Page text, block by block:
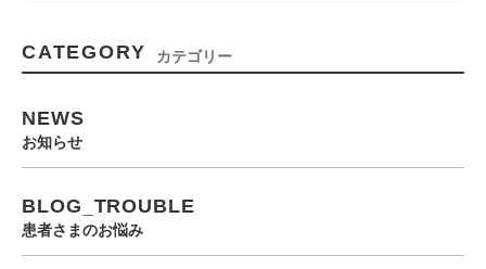
CATEGORY カテゴリー
NEWS
お知らせ
BLOG_TROUBLE
患者さまのお悩み